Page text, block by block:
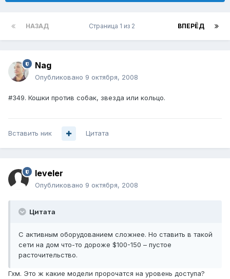
НАЗАД ВПЕРЁД
Страница 1 из 2
Nag
Опубликовано 9 октября, 2008
#349. Кошки против собак, звезда или кольцо.
Вставить ник Цитата
leveler
Опубликовано 9 октября, 2008
Цитата
С активным оборудованием сложнее. Но ставить в такой
сети на дом что-то дороже $100-150 – пустое
расточительство.
Гхм. Это ж какие модели пророчатся на уровень доступа?